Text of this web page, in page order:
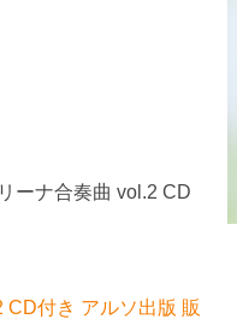
ーナ合奏曲 vol.2 CD
付き アルソ出版 販